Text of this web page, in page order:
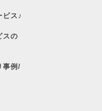
ビス♪
スの
事例/